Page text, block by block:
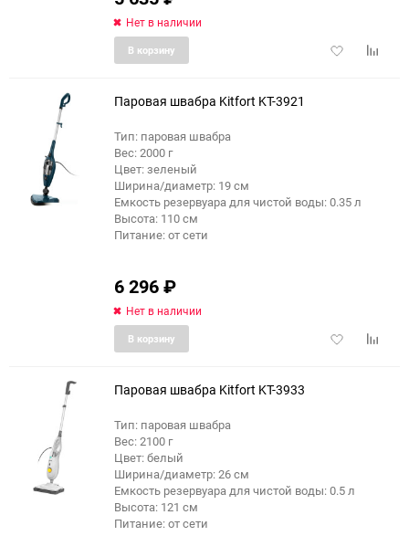
Нет в наличии
Добавить
В корзину
Паровая швабра Kitfort KT-3921
Тип: паровая швабра
Вес: 2000 г
Цвет: зеленый
Ширина/диаметр: 19 см
Емкость резервуара для чистой воды: 0.35 л
Высота: 110 см
Питание: от сети
6 296₽
Нет в наличии
Добавить
В корзину
еще 1 фото
Паровая швабра Kitfort KT-3933
Тип: паровая швабра
Вес: 2100 г
Цвет: белый
Ширина/диаметр: 26 см
Емкость резервуара для чистой воды: 0.5 л
Высота: 121 см
Питание: от сети